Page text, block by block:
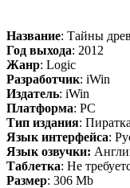
Название: Тайны
Год выхода: 2012
Жанр: Logic
Разработчик: iWin
Издатель: iWin
Платформа: PC
Тип издания: Пиратка
Язык интерфейса:
Язык озвучки:
Таблетка: Не
Размер: 306 Mb